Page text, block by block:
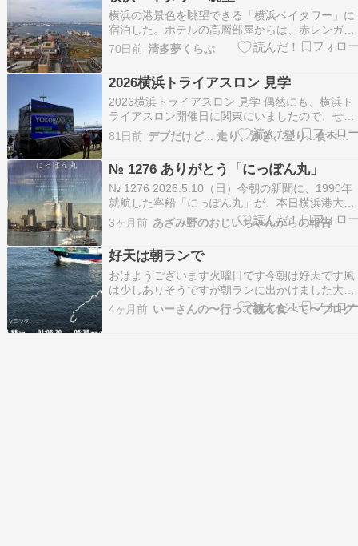
開催、今回は6…
横浜の港景色を眺望できる「横浜ベイタワー」に
宿泊した。ホテルの高層部屋からは、赤レンガ倉
庫、大さん橋、ベイブリッジを一望でき、眼下に
「よこはまコスモスワールド」や「横浜ワールド
ポーターズ」を見る...
70日前 清多夢くらぶ
2026横浜トライアスロン 見学
2026横浜トライアスロン 見学 偶然にも、横浜ト
ライアスロン開催日に関東にいましたので、せっ
かくなので見学に行ってみました！ 行くならちょ
っとトレーニングがてらに・・・って感じで川崎
から走ることにしました。 いい天気で、朝なのに
走っていると暑かったです。 このままだと、参加
選…
81日前 デブだけど... 走り、泳ぎ、登り...食べる！
№ 1276 ありがとう「にっぽん丸」
№ 1276 2026.5.10（日）今朝の新聞に、1990年
就航した客船「にっぽん丸」が、本日横浜港大さ
ん橋に最終入港し、引退を迎えると云う記事が載
っていました。特別思い入れが有るわけではあり
ませんが、何せ暇を持て余している身なので、行
って見ることにしました⁈ 桜木町に到着した…
3ヶ月前 あざみ野のおじいちゃんからの報告
好天は朝ランで
おはようございます火曜日です今朝は好天です風
は少しありそうですが朝ランに出かけました大岡
川沿いは新緑の川辺気持ち良いですSUPもでてい
ました赤れんが倉庫から大さん橋キラキラ輝く海
4ヶ月前 いーさんの〜行って観て食べて〜ブログ